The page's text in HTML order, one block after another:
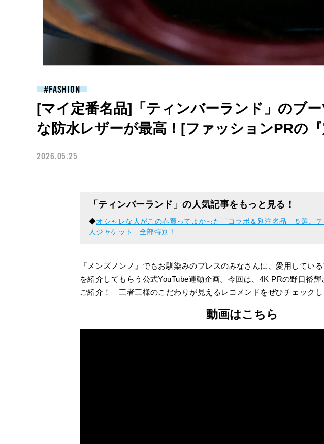
FASHION
[マイ定番名品]「ティンバーランド」のブ
な防水レザーが最高！[ファッションPRの
2026.05.25
「ティンバーランド」の人気記事をもっと見る！
◆オシャレな人がこの春買ってよかった「コラボ＆別注名品」５選。
人ジャケット...全部特別！
『メンズノンノ』でもお馴染みのプレスのみなさんに、愛用してい
を紹介してもらう公式YouTube連動企画。今回は、4K PRの野口裕
ご紹介！ 三者三様のこだわりが見えるレコメンドをぜひチェックし
動画はこちら